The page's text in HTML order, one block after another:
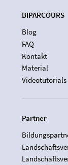
BIPARCOURS
Blog
FAQ
Kontakt
Material
Videotutorials
Partner